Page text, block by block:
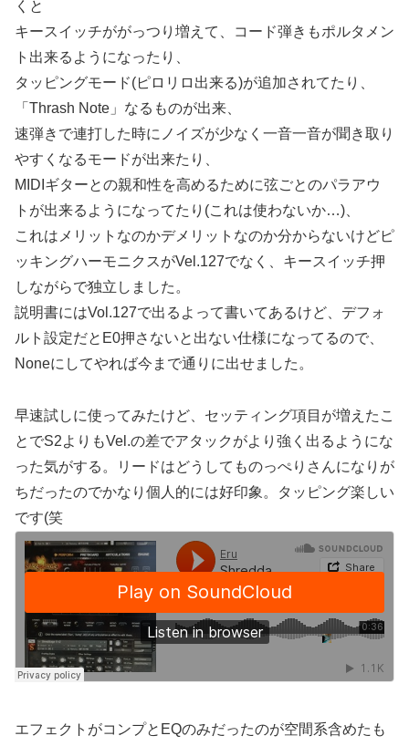
くと
キースイッチががっつり増えて、コード弾きもポルタメン
ト出来るようになったり、
タッピングモード(ピロリロ出来る)が追加されてたり、
「Thrash Note」なるものが出来、
速弾きで連打した時にノイズが少なく一音一音が聞き取り
やすくなるモードが出来たり、
MIDIギターとの親和性を高めるために弦ごとのパラアウ
トが出来るようになってたり(これは使わないか…)、
これはメリットなのかデメリットなのか分からないけどピ
ッキングハーモニクスがVel.127でなく、キースイッチ押
しながらで独立しました。
説明書にはVol.127で出るよって書いてあるけど、デフォ
ルト設定だとE0押さないと出ない仕様になってるので、
Noneにしてやれば今まで通りに出せました。
早速試しに使ってみたけど、セッティング項目が増えたこ
とでS2よりもVel.の差でアタックがより強く出るようにな
った気がする。リードはどうしてものっぺりさんになりが
ちだったのでかなり個人的には好印象。タッピング楽しい
です(笑
エフェクトがコンプとEQのみだったのが空間系含めたも